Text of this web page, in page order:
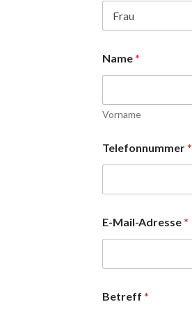
Name*
Vorname
Telefonnummer*
E-Mail-Adresse*
Betreff *